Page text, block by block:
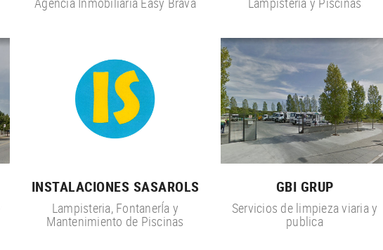
INSTALACIONES SASAROLS
Lampisteria, FontanerÍa y
Mantenimiento de Piscinas
GBI GRUP
Servicios de limpieza viaria y
publica